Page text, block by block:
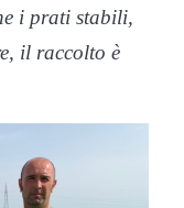
i prati stabili,
il raccolto è